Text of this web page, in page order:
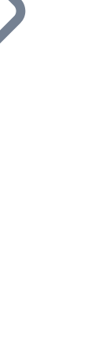
e comercialize
serviço de